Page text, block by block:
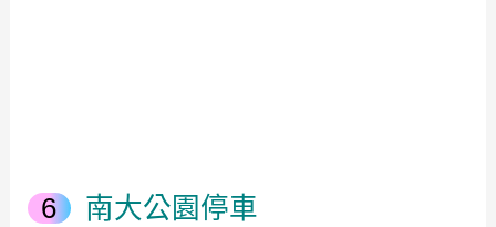
南大公園停車